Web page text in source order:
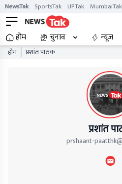
NewsTak SportsTak UPTak MumbaiTak
होम चुनाव न्यूज़
होम प्रशांत पाठक
प्रशांत
prshaant-